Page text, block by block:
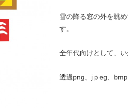
雪の降る窓の外を眺
す。
全年代向けとして、い
透過png、jｐeg、